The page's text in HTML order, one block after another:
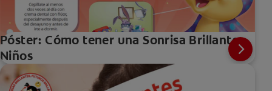
Póster: Cómo tener una Sonrisa Brillante -
Niños